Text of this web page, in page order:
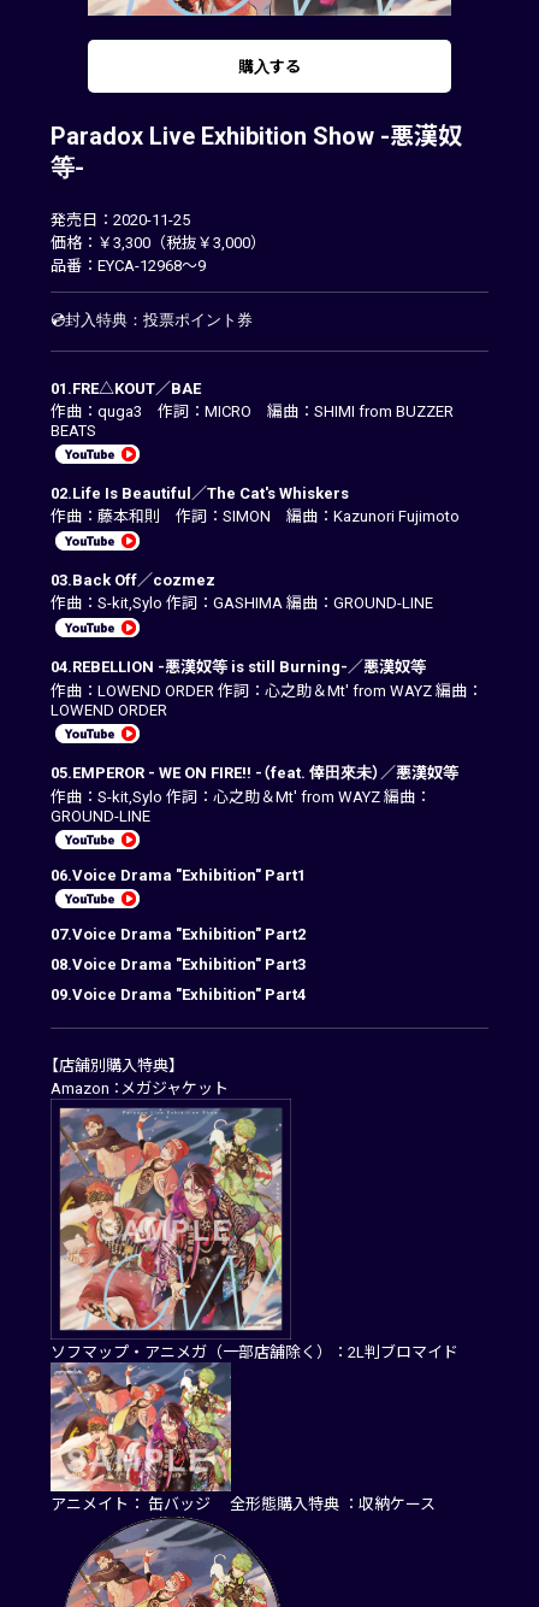
購入する
Paradox Live Exhibition Show -悪漢奴
等-
発売日：2020-11-25
価格：￥3,300（税抜￥3,000）
品番：EYCA-12968～9
💿封入特典：投票ポイント券
01.FRE△KOUT／BAE
作曲：quga3 作詞：MICRO 編曲：SHIMI from BUZZER
BEATS
02.Life Is Beautiful／The Cat's Whiskers
作曲：藤本和則 作詞：SIMON 編曲：Kazunori Fujimoto
03.Back Off／cozmez
作曲：S-kit,Sylo 作詞：GASHIMA 編曲：GROUND-LINE
04.REBELLION -悪漢奴等 is still Burning-／悪漢奴等
作曲：LOWEND ORDER 作詞：心之助＆Mt' from WAYZ 編曲：
LOWEND ORDER
05.EMPEROR - WE ON FIRE!! -（feat. 倖田來未）／悪漢奴等
作曲：S-kit,Sylo 作詞：心之助＆Mt' from WAYZ 編曲：
GROUND-LINE
06.Voice Drama "Exhibition" Part1
07.Voice Drama "Exhibition" Part2
08.Voice Drama "Exhibition" Part3
09.Voice Drama "Exhibition" Part4
【店舗別購入特典】
Amazon ：メガジャケット
ソフマップ・アニメガ（一部店舗除く）：2L判ブロマイド
アニメイト： 缶バッジ 全形態購入特典 ：収納ケース